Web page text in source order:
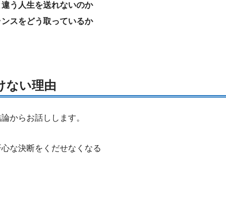
う人生を送れないのか
スをどう取っているか
ない理由
からお話しします。
な決断をくだせなくなる